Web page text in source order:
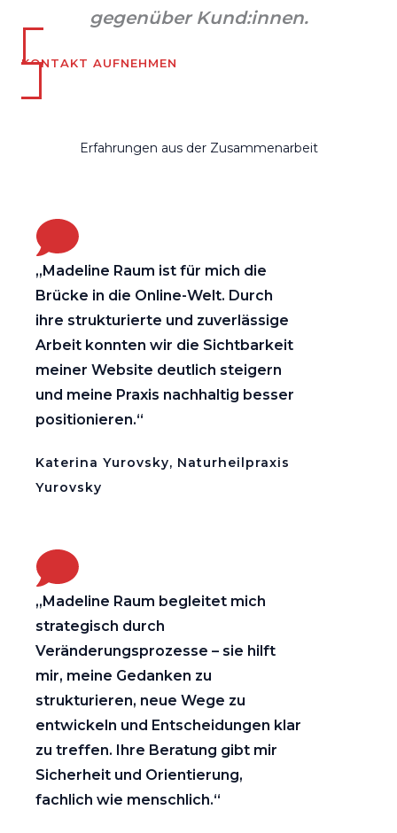
gegenüber Kund:innen.
KONTAKT AUFNEHMEN
Erfahrungen aus der Zusammenarbeit
„Madeline Raum ist für mich die
Brücke in die Online-Welt. Durch
ihre strukturierte und zuverlässige
Arbeit konnten wir die Sichtbarkeit
meiner Website deutlich steigern
und meine Praxis nachhaltig besser
positionieren.“
Katerina Yurovsky, Naturheilpraxis
Yurovsky
„Madeline Raum begleitet mich
strategisch durch
Veränderungsprozesse – sie hilft
mir, meine Gedanken zu
strukturieren, neue Wege zu
entwickeln und Entscheidungen klar
zu treffen. Ihre Beratung gibt mir
Sicherheit und Orientierung,
fachlich wie menschlich.“